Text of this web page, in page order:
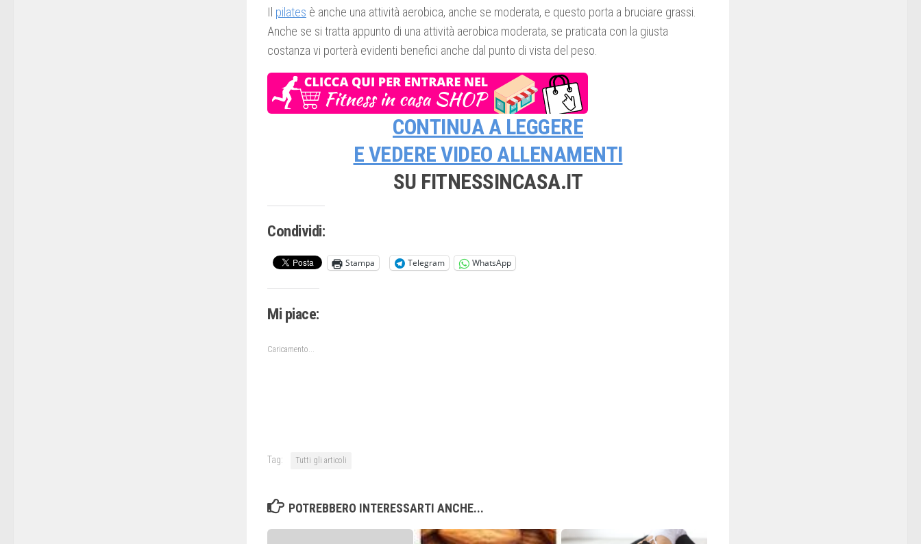
Il pilates è anche una attività aerobica, anche se moderata, e questo porta a bruciare grassi.
Anche se si tratta appunto di una attività aerobica moderata, se praticata con la giusta
costanza vi porterà evidenti benefici anche dal punto di vista del peso.
CONTINUA A LEGGERE
E VEDEREVIDEO ALLENAMENTI
SU FITNESSINCASA.IT
Condividi:
Stampa Telegram WhatsApp
Mi piace:
Caricamento...
Tag: Tutti gli articoli
POTREBBERO INTERESSARTI ANCHE...